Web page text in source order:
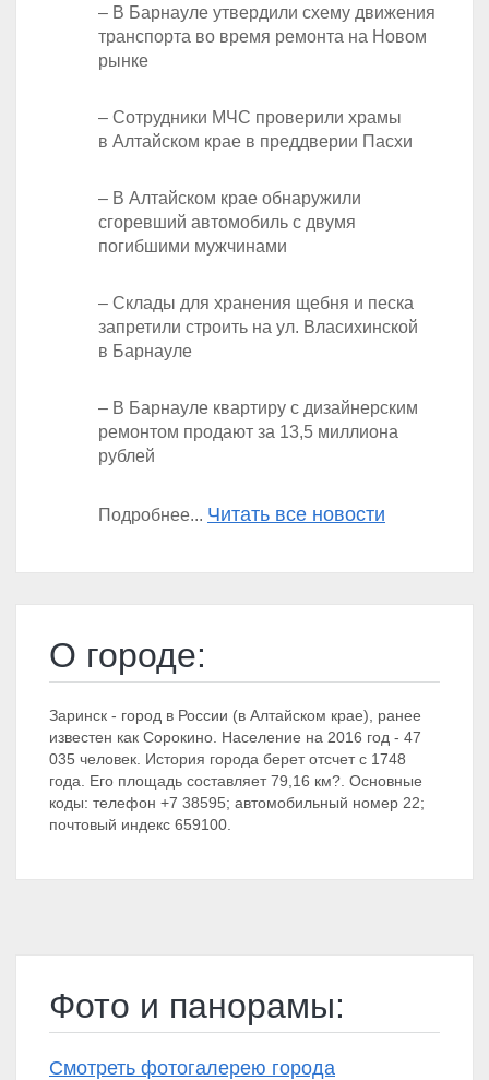
– В Барнауле утвердили схему движения
транспорта во время ремонта на Новом
рынке
– Сотрудники МЧС проверили храмы
в Алтайском крае в преддверии Пасхи
– В Алтайском крае обнаружили
сгоревший автомобиль с двумя
погибшими мужчинами
– Склады для хранения щебня и песка
запретили строить на ул. Власихинской
в Барнауле
– В Барнауле квартиру с дизайнерским
ремонтом продают за 13,5 миллиона
рублей
Подробнее... Читать все новости
О городе:
Заринск - город в России (в Алтайском крае), ранее
известен как Сорокино. Население на 2016 год - 47
035 человек. История города берет отсчет с 1748
года. Его площадь составляет 79,16 км?. Основные
коды: телефон +7 38595; автомобильный номер 22;
почтовый индекс 659100.
Фото и панорамы:
Смотреть фотогалерею города